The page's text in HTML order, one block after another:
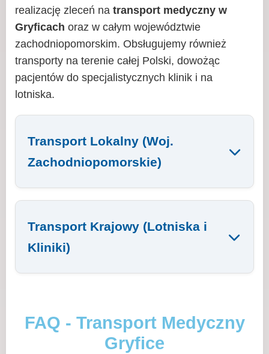
realizację zleceń na transport medyczny w
Gryficach oraz w całym województwie
zachodniopomorskim. Obsługujemy również
transporty na terenie całej Polski, dowożąc
pacjentów do specjalistycznych klinik i na
lotniska.
Transport Lokalny (Woj.
Zachodniopomorskie)
Transport Krajowy (Lotniska i
Kliniki)
FAQ - Transport Medyczny
Gryfice